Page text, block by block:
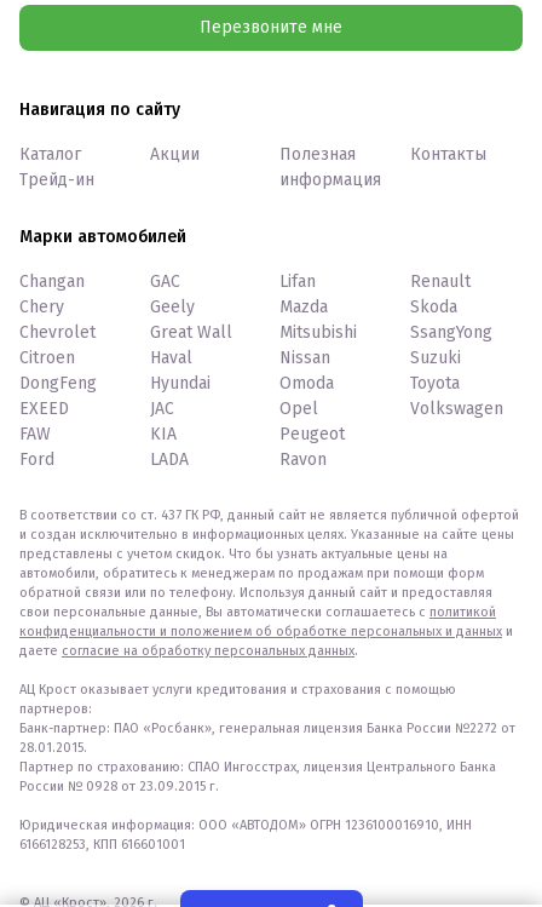
Перезвоните мне
Навигация по сайту
Каталог
Трейд-ин
Акции
Полезная
информация
Контакты
Марки автомобилей
Changan
Chery
Chevrolet
Citroen
DongFeng
EXEED
FAW
Ford
GAC
Geely
Great Wall
Haval
Hyundai
JAC
KIA
LADA
Lifan
Mazda
Mitsubishi
Nissan
Omoda
Opel
Peugeot
Ravon
Renault
Skoda
SsangYong
Suzuki
Toyota
Volkswagen
В соответствии со ст. 437 ГК РФ, данный сайт не является публичной офертой
и создан исключительно в информационных целях. Указанные на сайте цены
представлены с учетом скидок. Что бы узнать актуальные цены на
автомобили, обратитесь к менеджерам по продажам при помощи форм
обратной связи или по телефону. Используя данный сайт и предоставляя
свои персональные данные, Вы автоматически соглашаетесь с политикой
конфиденциальности и положением об обработке персональных и данных и
даете согласие на обработку персональных данных.
АЦ Крост оказывает услуги кредитования и страхования с помощью
партнеров:
Банк-партнер: ПАО «Росбанк», генеральная лицензия Банка России №2272 от
28.01.2015.
Партнер по страхованию: СПАО Ингосстрах, лицензия Центрального Банка
России № 0928 от 23.09.2015 г.
Юридическая информация: ООО «АВТОДОМ» ОГРН 1236100016910, ИНН
6166128253, КПП 616601001
© АЦ «Крост», 2026 г.